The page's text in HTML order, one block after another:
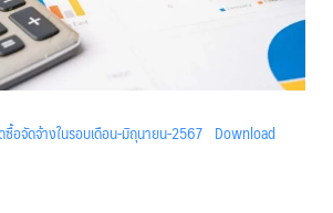
อจัดจ้างในรอบเดือน-มิถุนายน-2567 Download